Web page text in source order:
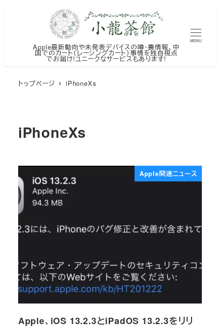
Apple最新動向や未発表デバイスの噂・裏情報、中
国でのカート（レーシングカート）事情を独自視点
でお届け!ユニークなサービスもあります!
MENU
トップページ iPhoneXs
iPhoneXs
Apple関連ニュース
Apple、iOS 13.2.3とiPadOS 13.2.3をリリ